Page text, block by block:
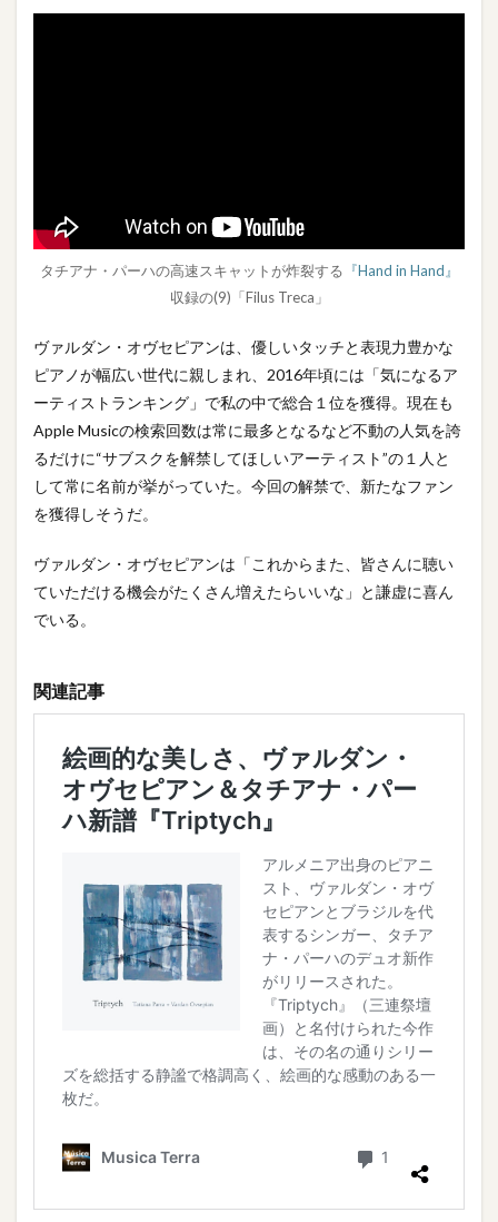
タチアナ・パーハの高速スキャットが炸裂する 『Hand in Hand』
収録の(9)「Filus Treca」
ヴァルダン・オヴセピアンは、優しいタッチと表現力豊かな
ピアノが幅広い世代に親しまれ、2016年頃には「気になるア
ーティストランキング」で私の中で総合１位を獲得。現在も
Apple Musicの検索回数は常に最多となるなど不動の人気を誇
るだけに“サブスクを解禁してほしいアーティスト”の１人と
して常に名前が挙がっていた。今回の解禁で、新たなファン
を獲得しそうだ。
ヴァルダン・オヴセピアンは「これからまた、皆さんに聴い
ていただける機会がたくさん増えたらいいな」と謙虚に喜ん
でいる。
関連記事